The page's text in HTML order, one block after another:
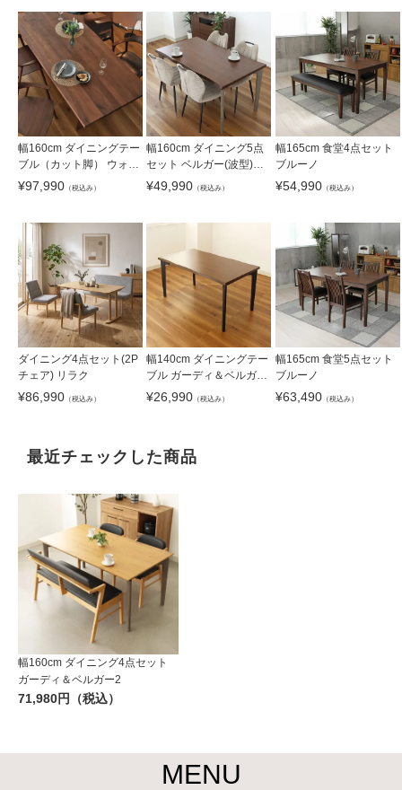
幅160cm ダイニングテー
ブル（カット脚） ウォー
ルナット ナイン3
¥97,990 （税込み）
幅160cm ダイニング5点
セット ベルガー(波型)＆
トレック
¥49,990 （税込み）
幅165cm 食堂4点セット
ブルーノ
¥54,990（税込み）
ダイニング4点セット(2P
チェア) リラク
¥86,990 （税込み）
幅140cm ダイニングテー
ブル ガーディ＆ベルガー
2
¥26,990 （税込み）
幅165cm 食堂5点セット
ブルーノ
¥63,490（税込み）
最近チェックした商品
幅160cm ダイニング4点セット
ガーディ＆ベルガー2
71,980円（税込）
MENU